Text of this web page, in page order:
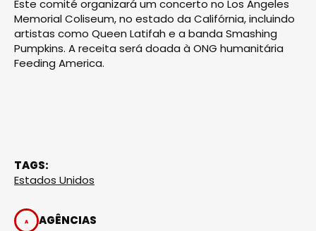
Este comité organizará um concerto no Los Angeles
Memorial Coliseum, no estado da Califórnia, incluindo
artistas como Queen Latifah e a banda Smashing
Pumpkins. A receita será doada à ONG humanitária
Feeding America.
TAGS:
Estados Unidos
AGÊNCIAS